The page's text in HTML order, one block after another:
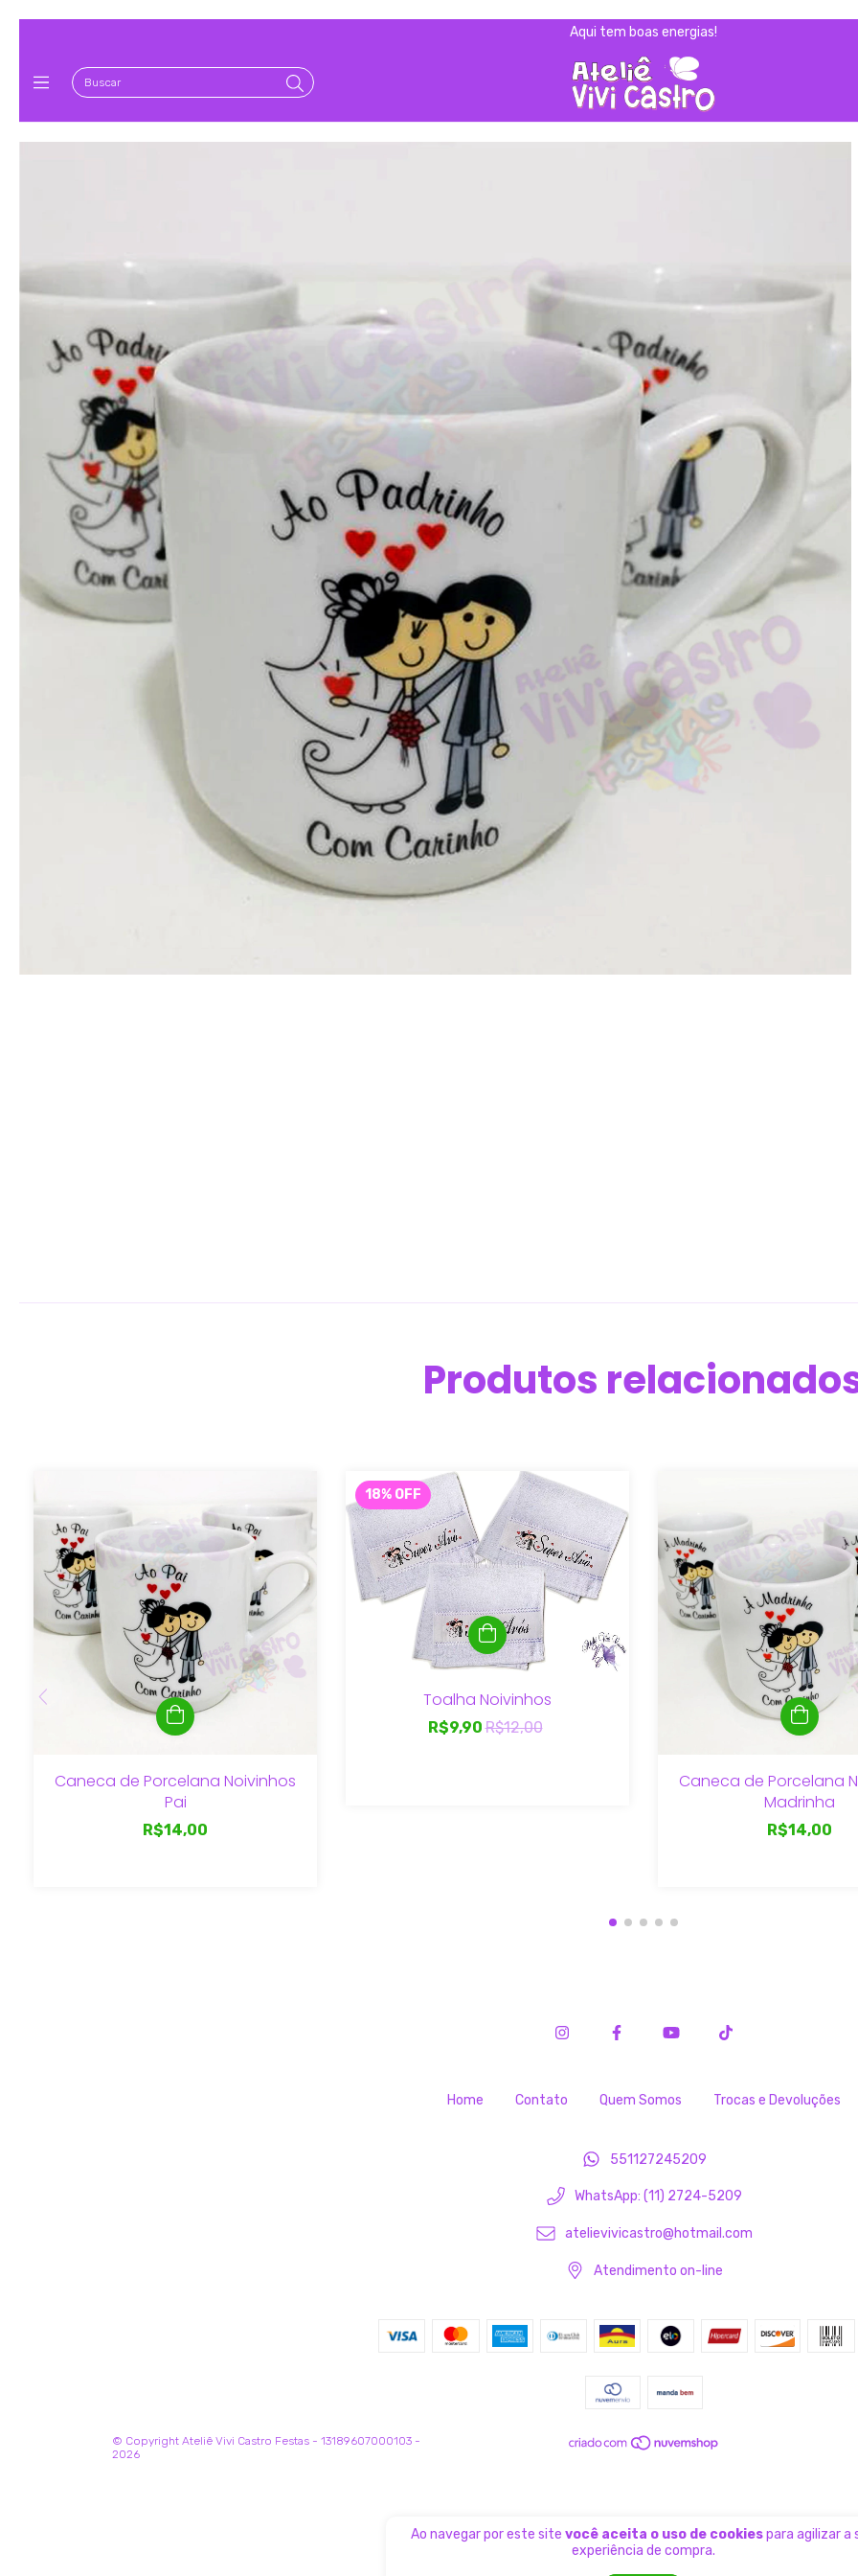
Aqui tem boas energias!
Ao navegar por este site você aceita o uso de cookiespara agilizar a
experiência de compra.
Produtos
Caneca de Porcelana Noivinhos
Pai
R$14,00
18% OFF
Toalha Noivinhos
R$9,90R$12,00
Caneca de Porcelana
Madrinha
R$14,00
Home Contato Quem Somos Trocas e Devoluções
551127245209
WhatsApp: (11) 2724-5209
atelievivicastro@hotmail.com
Atendimento on-line
© Copyright Ateliê Vivi Castro Festas - 13189607000103 -
2026